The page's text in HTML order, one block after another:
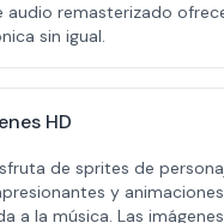
audio remasterizado
sin igual.
HD
de sprites de
y
a la música. Las